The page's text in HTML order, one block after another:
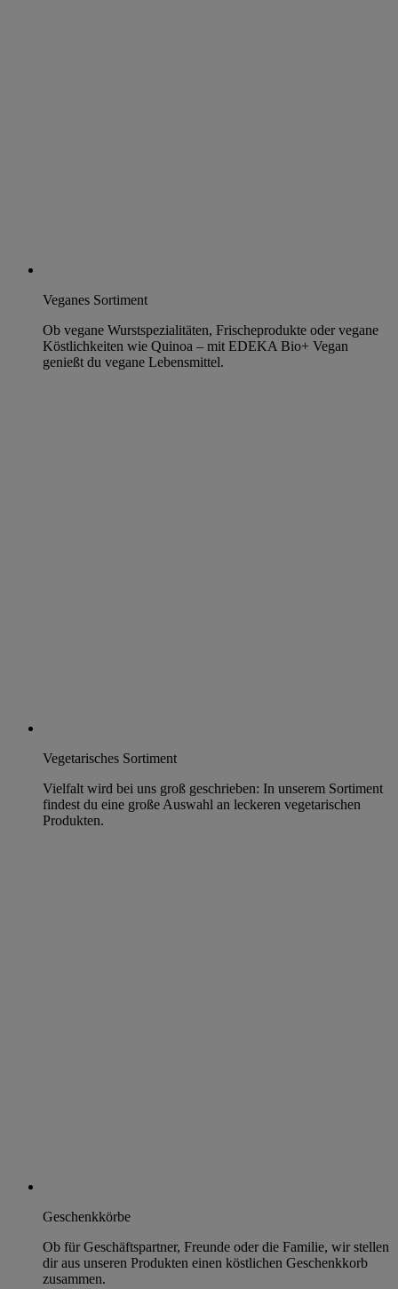
Veganes Sortiment
Ob vegane Wurstspezialitäten, Frischeprodukte oder vegane
Köstlichkeiten wie Quinoa – mit EDEKA Bio+ Vegan
genießt du vegane Lebensmittel.
Vegetarisches Sortiment
Vielfalt wird bei uns groß geschrieben: In unserem Sortiment
findest du eine große Auswahl an leckeren vegetarischen
Produkten.
Geschenkkörbe
Ob für Geschäftspartner, Freunde oder die Familie, wir stellen
dir aus unseren Produkten einen köstlichen Geschenkkorb
zusammen.